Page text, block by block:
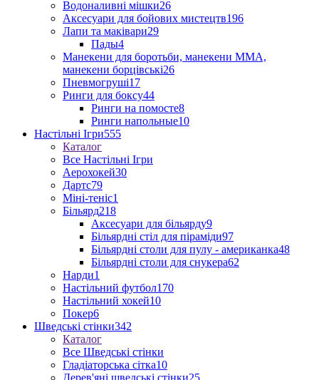
Водоналивні мішки26
Аксесуари для бойових мистецтв196
Лапи та маківари29
Пады4
Манекени для боротьби, манекени ММА,
манекени борцівські26
Пневмогруші17
Ринги для боксу44
Ринги на помосте8
Ринги напольные10
Настільні Ігри555
Каталог
Все Настільні Ігри
Аерохокей30
Дартс79
Міні-теніс1
Більярд218
Аксесуари для більярду9
Більярдні стіл для піраміди97
Більярдні столи для пулу - американка48
Більярдні столи для снукера62
Нарди1
Настільний футбол170
Настільний хокей10
Покер6
Шведські стінки342
Каталог
Все Шведські стінки
Гладіаторська сітка10
Дерев'яні шведські стінки25